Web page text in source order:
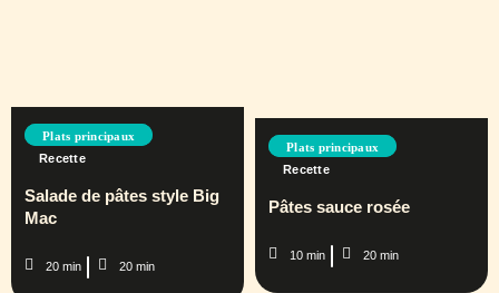
Plats principaux
Recette
Salade de pâtes style Big
Mac
20 min 20 min
Plats principaux
Recette
Pâtes sauce rosée
10 min 20 min